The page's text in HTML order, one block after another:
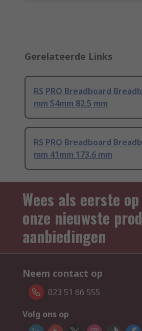
Gerelateerde Links
RS PRO Breadboard
mm 54mm 82.5 mm
RS PRO Breadboard
mm 41mm 173.6 mm
Wees als eerste
onze nieuwste
aanbiedingen
Neem contact op
023 51 66 555
Volg ons op